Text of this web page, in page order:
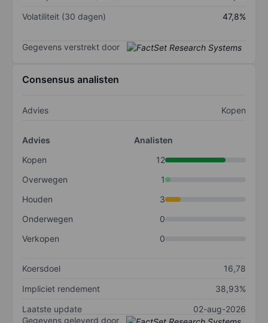
Volatiliteit (30 dagen)
47,8%
Gegevens verstrekt door
Consensus analisten
Advies Kopen
Advies
Analisten
Kopen
12
Overwegen
1
Houden
3
Onderwegen
0
Verkopen
0
Koersdoel
16,78
Impliciet rendement
38,93%
Laatste update
02-aug-2026
Gegevens geleverd door